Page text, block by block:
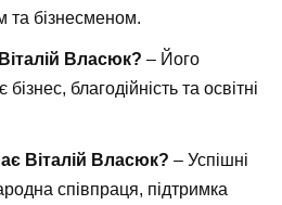
та бізнесменом.
Власюк? – Його
благодійність та освітні
Віталій Власюк? – Успішні
співпраця, підтримка